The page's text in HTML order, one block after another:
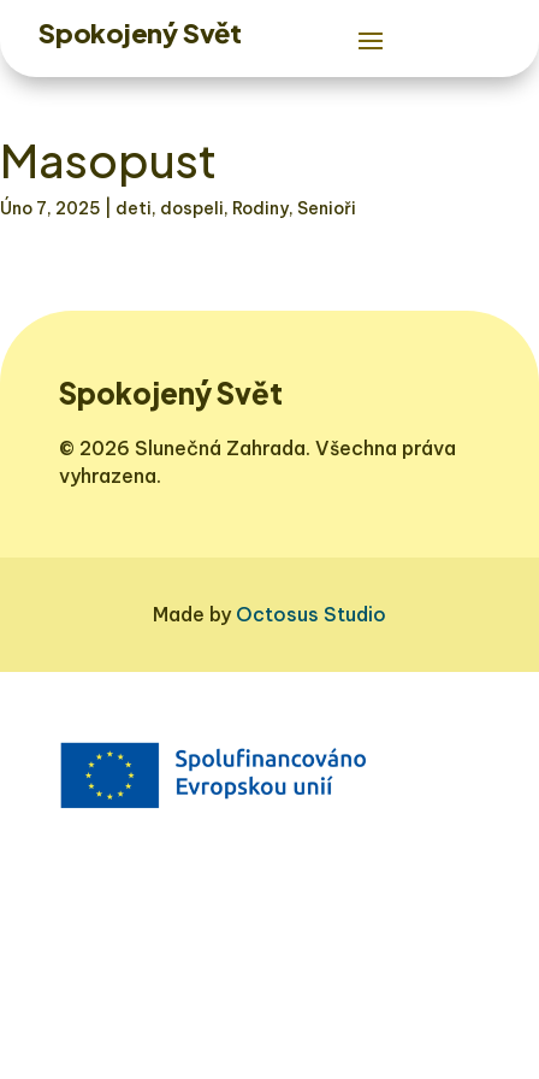
Spokojený Svět
Masopust
Úno 7, 2025 | deti, dospeli, Rodiny, Senioři
Spokojený Svět
© 2026 Slunečná Zahrada. Všechna práva
vyhrazena.
Made by Octosus Studio